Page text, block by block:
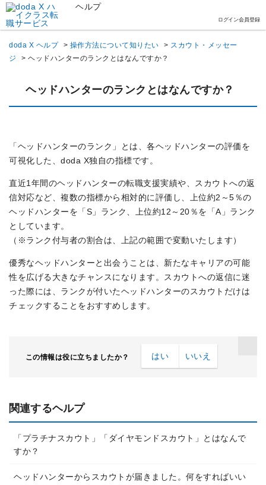
ヘルプ
ログイン会員登録
doda X ヘルプ > 操作方法について知りたい > スカウト・メッセー
ジ
> ヘッドハンターのランクとはなんですか？
ヘッドハンターのランクとはなんですか？
「ヘッドハンターのランク」とは、各ヘッドハンターの評価を
可視化した、doda X独自の指標です。
直近1年間のヘッドハンターの転職支援実績や、スカウトへの返
信対応など、複数の指標から相対的に評価し、上位約2～5％の
ヘッドハンターを「S」ランク、上位約12～20％を「A」ランク
としています。
（※ランク付与者の割合は、上記の範囲で変動いたします）
優秀なヘッドハンターと出会うことは、新たなキャリアの可能
性を広げる大きなチャンスになります。スカウトへの返信に迷
った際には、ランクが付いたヘッドハンターのスカウトだけは
チェックすることをおすすめします。
この情報は役に立ちましたか？ はい いいえ
関連するヘルプ
「プラチナスカウト」「ダイヤモンドスカウト」とはなんで
すか？
ヘッドハンターからスカウトが届きました。何をすればいい